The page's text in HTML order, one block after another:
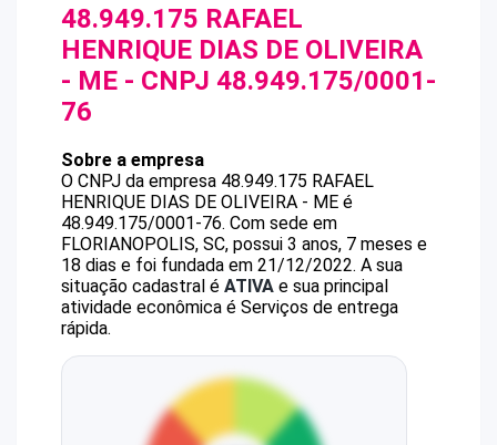
48.949.175 RAFAEL
HENRIQUE DIAS DE OLIVEIRA
- ME - CNPJ 48.949.175/0001-
76
Sobre a empresa
O CNPJ da empresa 48.949.175 RAFAEL
HENRIQUE DIAS DE OLIVEIRA - ME é
48.949.175/0001-76. Com sede em
FLORIANOPOLIS, SC, possui 3 anos, 7 meses e
18 dias e foi fundada em 21/12/2022. A sua
situação cadastral é ATIVA e sua principal
atividade econômica é Serviços de entrega
rápida.